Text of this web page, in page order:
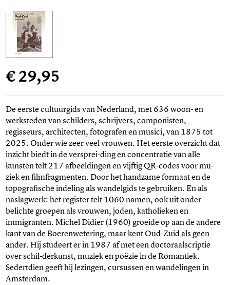
€ 29,95
De eerste cultuurgids van Nederland, met 636 woon- en
werksteden van schilders, schrijvers, componisten,
regisseurs, architecten, fotografen en musici, van 1875 tot
2025. Onder wie zeer veel vrouwen. Het eerste overzicht dat
inzicht biedt in de versprei-ding en concentratie van alle
kunsten telt 217 afbeeldingen en vijftig QR-codes voor mu-
ziek en filmfragmenten. Door het handzame formaat en de
topografische indeling als wandelgids te gebruiken. En als
naslagwerk: het register telt 1060 namen, ook uit onder-
belichte groepen als vrouwen, joden, katholieken en
immigranten. Michel Didier (1960) groeide op aan de andere
kant van de Boerenwetering, maar kent Oud-Zuid als geen
ander. Hij studeert er in 1987 af met een doctoraalscriptie
over schil-derkunst, muziek en poëzie in de Romantiek.
Sedertdien geeft hij lezingen, cursussen en wandelingen in
Amsterdam.